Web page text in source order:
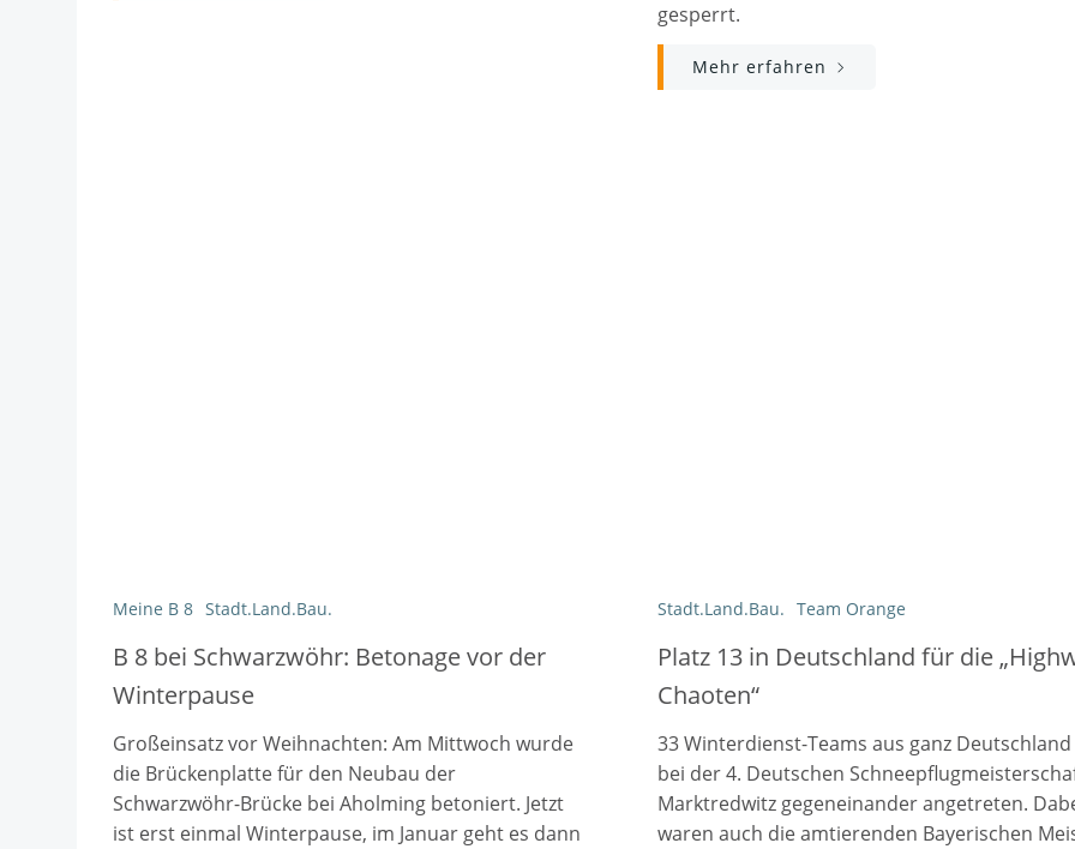
gesperrt.
Mehr erfahren
Meine B 8 Stadt.Land.Bau.
B 8 bei Schwarzwöhr: Betonage vor der
Winterpause
Großeinsatz vor Weihnachten: Am Mittwoch wurde
die Brückenplatte für den Neubau der
Schwarzwöhr-Brücke bei Aholming betoniert. Jetzt
ist erst einmal Winterpause, im Januar geht es dann
Stadt.Land.Bau. Team Orange
Platz 13 in Deutschland für die
Chaoten“
33 Winterdienst-Teams aus ganz
bei der 4. Deutschen
Marktredwitz gegeneinander angetreten.
waren auch die amtierenden Bayerischen